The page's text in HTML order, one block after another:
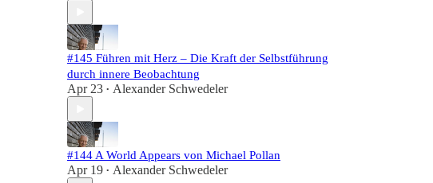
#145 Führen mit Herz – Die Kraft der Selbstführung
durch innere Beobachtung
Apr 23 • Alexander Schwedeler
#144 A World Appears von Michael Pollan
Apr 19 • Alexander Schwedeler